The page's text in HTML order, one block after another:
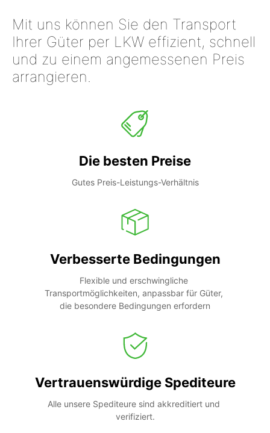
Mit uns können Sie den Transport
Ihrer Güter per LKW effizient, schnell
und zu einem angemessenen Preis
arrangieren.
Die besten Preise
Gutes Preis-Leistungs-Verhältnis
Verbesserte Bedingungen
Flexible und erschwingliche
Transportmöglichkeiten, anpassbar für Güter,
die besondere Bedingungen erfordern
Vertrauenswürdige Spediteure
Alle unsere Spediteure sind akkreditiert und
verifiziert.